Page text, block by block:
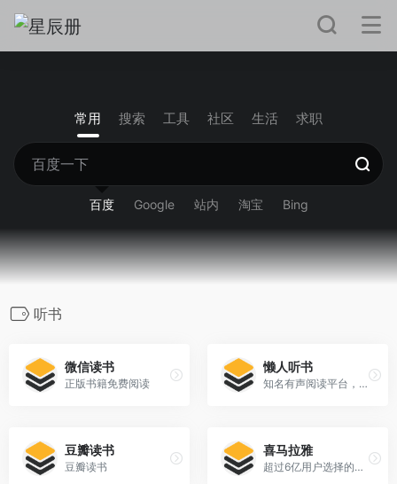
常用 搜索 工具 社区 生活 求职
百度 Google 站内 淘宝 Bing
听书
微信读书
正版书籍免费阅读
懒人听书
知名有声阅读平台，身边的有声图书馆
豆瓣读书
豆瓣读书
喜马拉雅
超过6亿用户选择的网络电台,随时随地,听我想听